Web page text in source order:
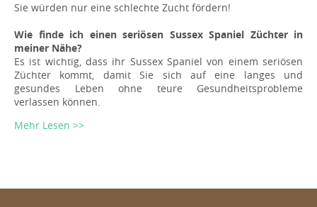
Sie würden nur eine schlechte Zucht fördern!
Wie finde ich einen seriösen Sussex Spaniel Züchter in
meiner Nähe?
Es ist wichtig, dass ihr Sussex Spaniel von einem seriösen
Züchter kommt, damit Sie sich auf eine langes und
gesundes Leben ohne teure Gesundheitsprobleme
verlassen können.
Mehr Lesen >>